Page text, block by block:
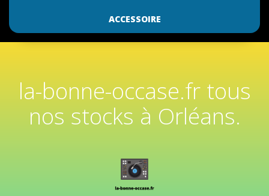
ACCESSOIRE
la-bonne-occase.fr tous
nos stocks à Orléans.